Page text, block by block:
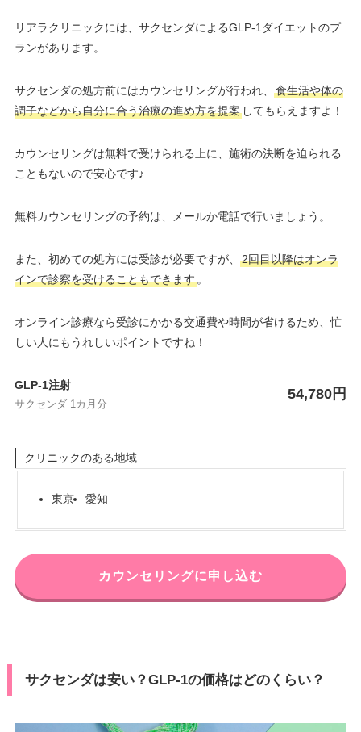
リアラクリニックには、サクセンダによるGLP-1ダイエットのプ
ランがあります。
サクセンダの処方前にはカウンセリングが行われ、
食生活や体の
調子などから自分に合う治療の進め方を提案してもらえますよ！
カウンセリングは無料で受けられる上に、施術の決断を迫られる
こともないので安心です♪
無料カウンセリングの予約は、メールか電話で行いましょう。
また、初めての処方には受診が必要ですが、
2回目以降はオンラ
インで診察を受けることもできます。
オンライン診療なら受診にかかる交通費や時間が省けるため、忙
しい人にもうれしいポイントですね！
GLP-1注射
サクセンダ 1カ月分
54,780円
クリニックのある地域
東京 愛知
カウンセリングに申し込む
サクセンダは安い？GLP-1の価格はどのくらい？